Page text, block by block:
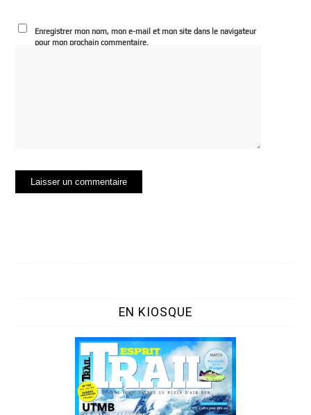
Enregistrer mon nom, mon e-mail et mon site dans le navigateur
pour mon prochain commentaire.
EN KIOSQUE